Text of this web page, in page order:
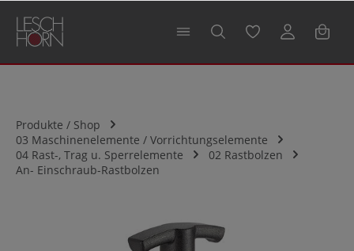
springen
Produkte / Shop
03 Maschinenelemente / Vorrichtungselemente
04 Rast-, Trag u. Sperrelemente
02 Rastbolzen
An- Einschraub-Rastbolzen
Bildergalerie überspringen